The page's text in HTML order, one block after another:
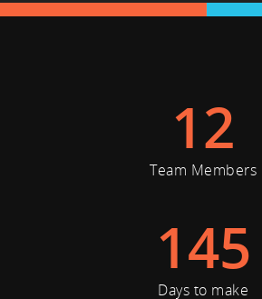
12
Team Members
145
Days to make